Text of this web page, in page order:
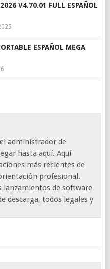
V4.70.01 FULL ESPAÑOL
ESPAÑOL MEGA
administrador de
hasta aquí. Aquí
más recientes de
profesional.
lanzamientos de software
descarga, todos legales y